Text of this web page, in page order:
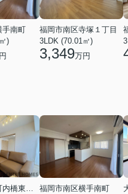
手南町
)
福岡市南区寺塚１丁目
3LDK (70.01㎡)
3,349万円
福岡市南区横手南町